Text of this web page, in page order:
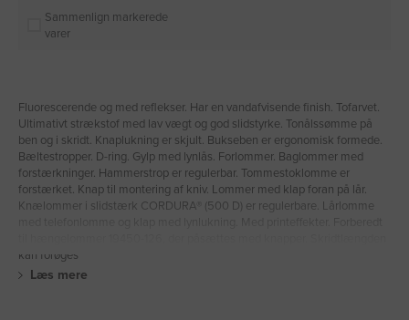
Sammenlign markerede
varer
Fluorescerende og med reflekser. Har en vandafvisende finish. Tofarvet.
Ultimativt strækstof med lav vægt og god slidstyrke. Tonålssømme på
ben og i skridt. Knaplukning er skjult. Bukseben er ergonomisk formede.
Bæltestropper. D-ring. Gylp med lynlås. Forlommer. Baglommer med
forstærkninger. Hammerstrop er regulerbar. Tommestoklomme er
forstærket. Knap til montering af kniv. Lommer med klap foran på lår.
Knælommer i slidstærk CORDURA® (500 D) er regulerbare. Lårlomme
kan forøges
Læs mere